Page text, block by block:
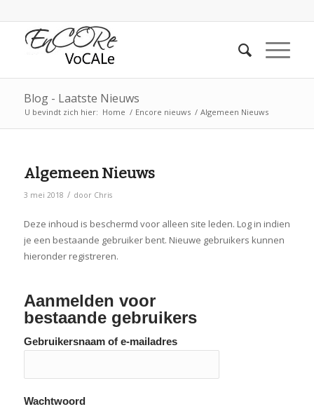
Blog - Laatste Nieuws
U bevindt zich hier: Home / Encore nieuws / Algemeen Nieuws
Algemeen Nieuws
3 mei 2018 / door Chris
Deze inhoud is beschermd voor alleen site leden. Log in indien
je een bestaande gebruiker bent. Nieuwe gebruikers kunnen
hieronder registreren.
Aanmelden voor
bestaande gebruikers
Gebruikersnaam of e-mailadres
Wachtwoord